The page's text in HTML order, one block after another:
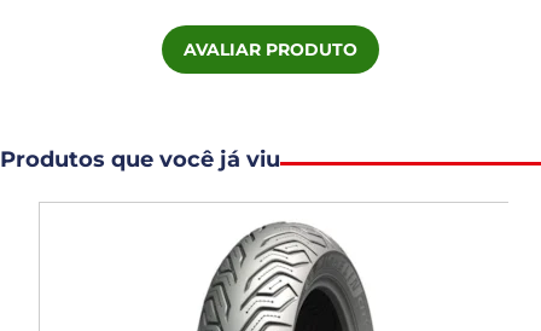
AVALIAR PRODUTO
Produtos que você já viu